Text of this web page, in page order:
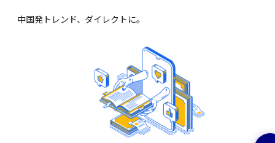
中国発トレンド、ダイレクトに。